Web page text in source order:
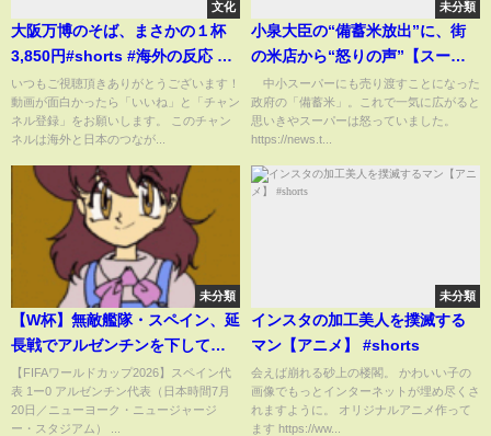
文化
大阪万博のそば、まさかの１杯
3,850円#shorts #海外の反応 #
大阪万博
いつもご視聴頂きありがとうございます！
動画が面白かったら「いいね」と「チャン
ネル登録」をお願いします。 このチャン
ネルは海外と日本のつなが...
未分類
小泉大臣の“備蓄米放出”に、街
の米店から“怒りの声”【スーパ
ーJチャンネル】(2025年5月28
日)
中小スーパーにも売り渡すことになった
政府の「備蓄米」。これで一気に広がると
思いきやスーパーは怒っていました。
https://news.t...
未分類
【W杯】無敵艦隊・スペイン、延
長戦でアルゼンチンを下して
2010年以来2度目の優勝！世界記
録の公式戦38試合無敗達成
(ABEMA TIMES)
【FIFAワールドカップ2026】スペイン代
表 1ー0 アルゼンチン代表（日本時間7月
20日／ニューヨーク・ニュージャージ
ー・スタジアム） ...
未分類
インスタの加工美人を撲滅する
マン【アニメ】 #shorts
会えば崩れる砂上の楼閣。 かわいい子の
画像でもっとインターネットが埋め尽くさ
れますように。 オリジナルアニメ作って
ます https://ww...